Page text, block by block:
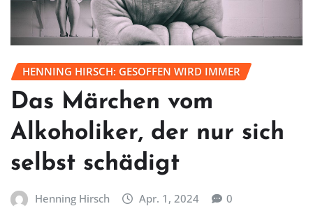
HENNING HIRSCH: GESOFFEN WIRD IMMER
Das Märchen vom
Alkoholiker, der nur sich
selbst schädigt
Henning Hirsch Apr. 1, 2024 0